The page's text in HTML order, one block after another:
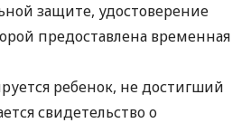
защите, удостоверение
предоставлена ​​временная
ребенок, не достигший
свидетельство о